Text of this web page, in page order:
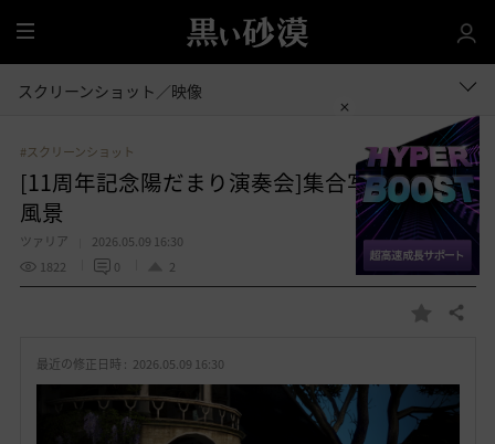
全
体
スクリーンショット／映像
#スクリーンショット
[11周年記念陽だまり演奏会]集合写真＆練習
風景
ツァリア
2026.05.09 16:30
1822
0 2
お
入
り
共有する
最近の修正日時 : 2026.05.09 16:30